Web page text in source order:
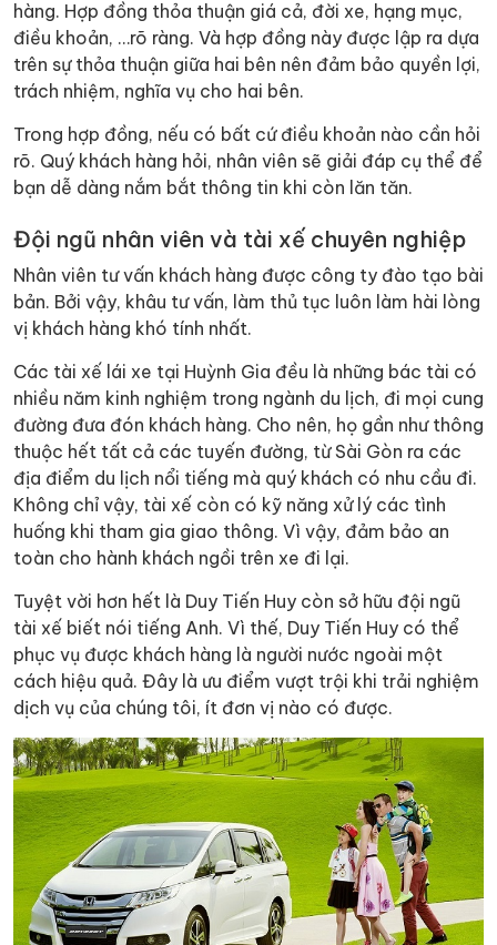
hàng. Hợp đồng thỏa thuận giá cả, đời xe, hạng mục,
điều khoản, …rõ ràng. Và hợp đồng này được lập ra dựa
trên sự thỏa thuận giữa hai bên nên đảm bảo quyền lợi,
trách nhiệm, nghĩa vụ cho hai bên.
Trong hợp đồng, nếu có bất cứ điều khoản nào cần hỏi
rõ. Quý khách hàng hỏi, nhân viên sẽ giải đáp cụ thể để
bạn dễ dàng nắm bắt thông tin khi còn lăn tăn.
Đội ngũ nhân viên và tài xế chuyên nghiệp
Nhân viên tư vấn khách hàng được công ty đào tạo bài
bản. Bởi vậy, khâu tư vấn, làm thủ tục luôn làm hài lòng
vị khách hàng khó tính nhất.
Các tài xế lái xe tại Huỳnh Gia đều là những bác tài có
nhiều năm kinh nghiệm trong ngành du lịch, đi mọi cung
đường đưa đón khách hàng. Cho nên, họ gần như thông
thuộc hết tất cả các tuyến đường, từ Sài Gòn ra các
địa điểm du lịch nổi tiếng mà quý khách có nhu cầu đi.
Không chỉ vậy, tài xế còn có kỹ năng xử lý các tình
huống khi tham gia giao thông. Vì vậy, đảm bảo an
toàn cho hành khách ngồi trên xe đi lại.
Tuyệt vời hơn hết là Duy Tiến Huy còn sở hữu đội ngũ
tài xế biết nói tiếng Anh. Vì thế, Duy Tiến Huy có thể
phục vụ được khách hàng là người nước ngoài một
cách hiệu quả. Đây là ưu điểm vượt trội khi trải nghiệm
dịch vụ của chúng tôi, ít đơn vị nào có được.